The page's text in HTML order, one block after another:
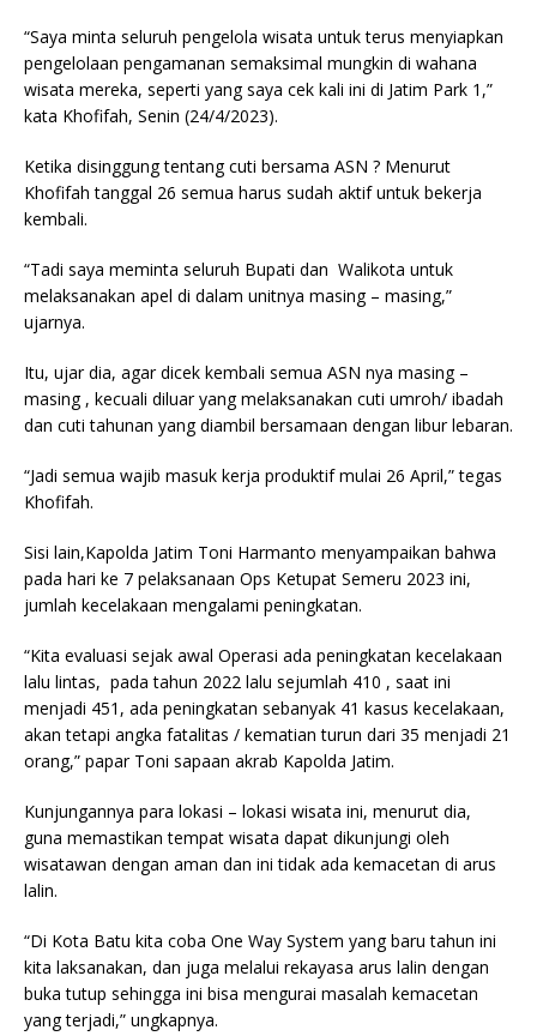
“Saya minta seluruh pengelola wisata untuk terus menyiapkan
pengelolaan pengamanan semaksimal mungkin di wahana
wisata mereka, seperti yang saya cek kali ini di Jatim Park 1,”
kata Khofifah, Senin (24/4/2023).
Ketika disinggung tentang cuti bersama ASN ? Menurut
Khofifah tanggal 26 semua harus sudah aktif untuk bekerja
kembali.
“Tadi saya meminta seluruh Bupati dan Walikota untuk
melaksanakan apel di dalam unitnya masing – masing,”
ujarnya.
Itu, ujar dia, agar dicek kembali semua ASN nya masing –
masing , kecuali diluar yang melaksanakan cuti umroh/ ibadah
dan cuti tahunan yang diambil bersamaan dengan libur lebaran.
“Jadi semua wajib masuk kerja produktif mulai 26 April,” tegas
Khofifah.
Sisi lain,Kapolda Jatim Toni Harmanto menyampaikan bahwa
pada hari ke 7 pelaksanaan Ops Ketupat Semeru 2023 ini,
jumlah kecelakaan mengalami peningkatan.
“Kita evaluasi sejak awal Operasi ada peningkatan kecelakaan
lalu lintas, pada tahun 2022 lalu sejumlah 410 , saat ini
menjadi 451, ada peningkatan sebanyak 41 kasus kecelakaan,
akan tetapi angka fatalitas / kematian turun dari 35 menjadi 21
orang,” papar Toni sapaan akrab Kapolda Jatim.
Kunjungannya para lokasi – lokasi wisata ini, menurut dia,
guna memastikan tempat wisata dapat dikunjungi oleh
wisatawan dengan aman dan ini tidak ada kemacetan di arus
lalin.
“Di Kota Batu kita coba One Way System yang baru tahun ini
kita laksanakan, dan juga melalui rekayasa arus lalin dengan
buka tutup sehingga ini bisa mengurai masalah kemacetan
yang terjadi,” ungkapnya.